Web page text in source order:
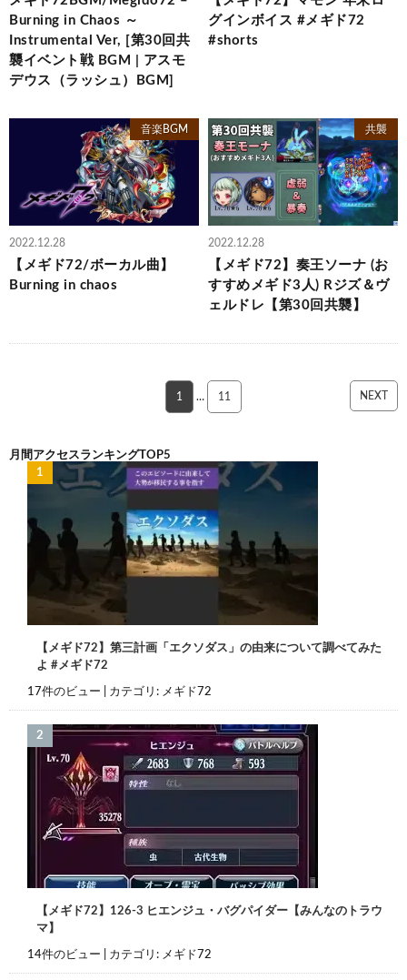
Burning in Chaos ～
Instrumental Ver, [第30回共
襲イベント戦 BGM | アスモ
デウス（ラッシュ）BGM]
グインボイス #メギド72
#shorts
音楽BGM
2022.12.28
【メギド72/ボーカル曲】
Burning in chaos
共襲
2022.12.28
【メギド72】奏王ソーナ (お
すすめメギド3人) Rジズ＆ヴ
ェルドレ【第30回共襲】
1 … 11 NEXT
月間アクセスランキングTOP5
【メギド72】第三計画「エクソダス」の由来について調べてみた
よ #メギド72
17件のビュー カテゴリ: メギド72
【メギド72】126-3 ヒエンジュ・バグパイダー【みんなのトラウ
マ】
14件のビュー カテゴリ: メギド72